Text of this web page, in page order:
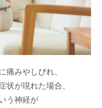
痛みやしびれ、
状が現れた場合、
う神経が